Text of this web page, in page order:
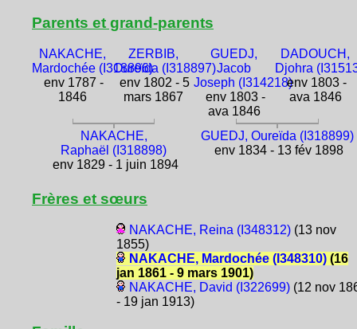
Parents et grand-parents
NAKACHE,
Mardochée (I318896)
env 1787 -
1846
ZERBIB,
Oureïda (I318897)
env 1802 - 5
mars 1867
GUEDJ,
Jacob
Joseph (I314218)
env 1803 -
ava 1846
DADOUCH,
Djohra
env 1803 -
ava 1846
NAKACHE,
Raphaël (I318898)
env 1829 - 1 juin 1894
GUEDJ, Oureïda (I318899)
env 1834 - 13 fév 1898
Frères et sœurs
NAKACHE, Reina (I348312)(13 nov
1855)
NAKACHE, Mardochée (I348310)(16
jan 1861 - 9 mars 1901)
NAKACHE, David (I322699)(12 nov
- 19 jan 1913)